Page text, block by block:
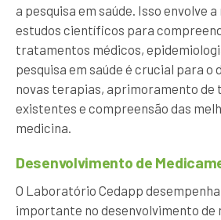
a pesquisa em saúde. Isso envolve
estudos científicos para
tratamentos médicos,
pesquisa em saúde é crucial para o
novas terapias, aprimoramento
existentes e compreensão das
medicina.
Desenvolvimento de
O Laboratório Cedapp
importante no desenvolvimento de